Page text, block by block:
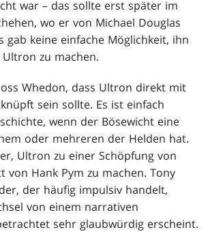
war – das sollte erst später im
wo er von Michael Douglas
gab keine einfache Möglichkeit, ihn
zu machen.
Whedon, dass Ultron direkt mit
sein sollte. Es ist einfach
wenn der Bösewicht eine
oder mehreren der Helden hat.
Ultron zu einer Schöpfung von
von Hank Pym zu machen. Tony
der häufig impulsiv handelt,
von einem narrativen
sehr glaubwürdig erscheint.